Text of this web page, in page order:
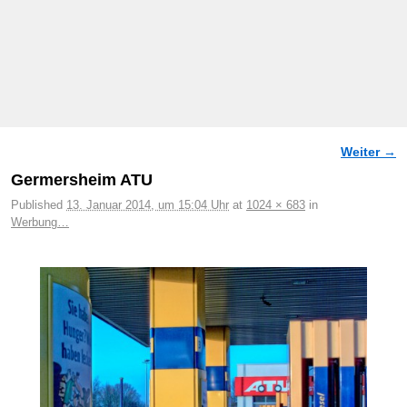
Weiter →
Germersheim ATU
Published 13. Januar 2014, um 15:04 Uhr at 1024 × 683 in
Werbung…